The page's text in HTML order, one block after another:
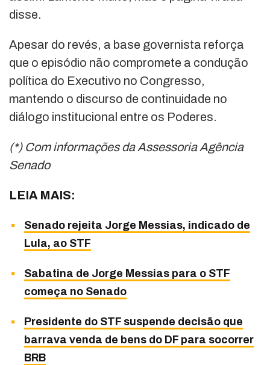
disse.
Apesar do revés, a base governista reforça
que o episódio não compromete a condução
política do Executivo no Congresso,
mantendo o discurso de continuidade no
diálogo institucional entre os Poderes.
(*) Com informações da Assessoria Agência
Senado
LEIA MAIS:
Senado rejeita Jorge Messias, indicado de
Lula, ao STF
Sabatina de Jorge Messias para o STF
começa no Senado
Presidente do STF suspende decisão que
barrava venda de bens do DF para socorrer
BRB